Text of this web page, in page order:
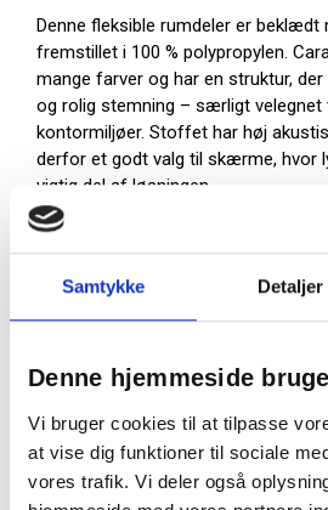
Samtykke Detaljer
Denne hjemmeside
Vi bruger cookies til at tilpasse
at vise dig funktioner til sociale
vores trafik. Vi deler også
Denne fleksible rumdeler er beklædt
fremstillet i 100 % polypropylen.
mange farver og har en struktur, der
og rolig stemning – særligt velegnet
kontormiljøer. Stoffet har høj
derfor et godt valg til skærme, hvor
vigtig del af løsningen.
Cara bærer EU Ecolabel, som er din
miljømærket valg.
Skærmen er designet af Christian
Skærmvæggens tykkelse er
Mål (BxH): 120 x 165 cm
Stof farve: Grå (EJ104)
Kantliste: Sort
Bemærk: